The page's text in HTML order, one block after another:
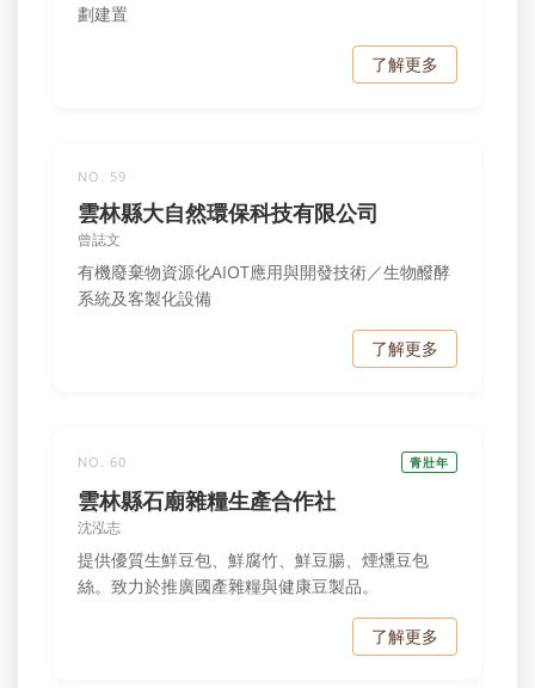
劃建置
了解更多
NO. 59
雲林縣大自然環保科技有限公司
曾誌文
有機廢棄物資源化AIOT應用與開發技術／生物醱酵
系統及客製化設備
了解更多
NO. 60 青壯年
雲林縣石廟雜糧生產合作社
沈泓志
提供優質生鮮豆包、鮮腐竹、鮮豆腸、煙燻豆包
絲。致力於推廣國產雜糧與健康豆製品。
了解更多